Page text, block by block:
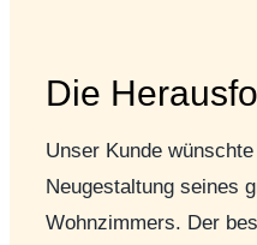
Die
Unser Kunde
Neugestaltung seines
Wohnzimmers. Der